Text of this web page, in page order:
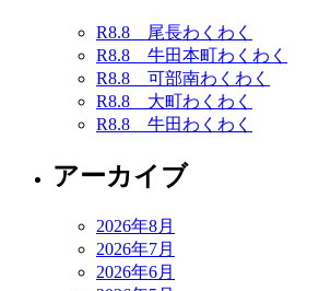
R8.8 尾長わくわく
R8.8 牛田本町わくわく
R8.8 可部南わくわく
R8.8 大町わくわく
R8.8 牛田わくわく
アーカイブ
2026年8月
2026年7月
2026年6月